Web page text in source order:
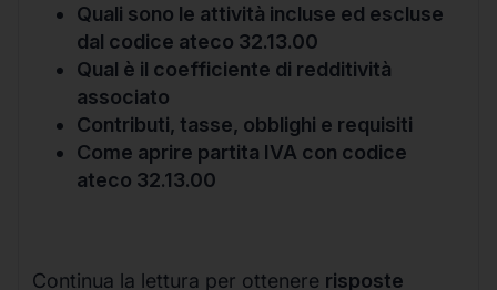
Quali sono le attività incluse ed escluse
dal codice ateco 32.13.00
Qual è il coefficiente di redditività
associato
Contributi, tasse, obblighi e requisiti
Come aprire partita IVA con codice
ateco 32.13.00
Continua la lettura per ottenere risposte